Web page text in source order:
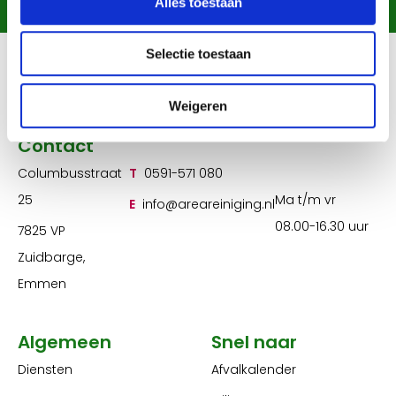
Selectie toestaan
Weigeren
Contact
Columbusstraat
25
7825 VP
Zuidbarge,
Emmen
T 0591-571 080
E info@areareiniging.nlMa t/m vr
08.00-16.30 uur
Algemeen
Diensten
Snel naar
Afvalkalender